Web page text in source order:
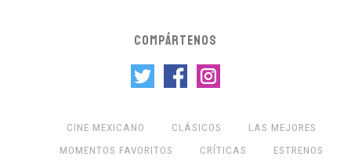
COMPÁRTENOS
CINE MEXICANO CLÁSICOS
LAS MEJORES
MOMENTOS FAVORITOS
CRÍTICAS
ESTRENOS